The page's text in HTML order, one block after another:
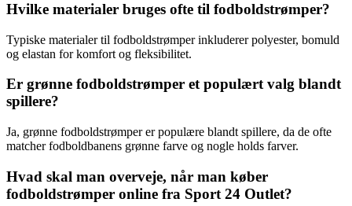
Hvilke materialer bruges ofte til fodboldstrømper?
Typiske materialer til fodboldstrømper inkluderer polyester, bomuld
og elastan for komfort og fleksibilitet.
Er grønne fodboldstrømper et populært valg blandt
spillere?
Ja, grønne fodboldstrømper er populære blandt spillere, da de ofte
matcher fodboldbanens grønne farve og nogle holds farver.
Hvad skal man overveje, når man køber
fodboldstrømper online fra Sport 24 Outlet?